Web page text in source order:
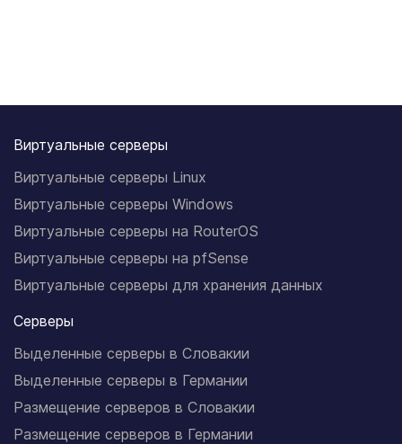
Виртуальные серверы
Виртуальные серверы Linux
Виртуальные серверы Windows
Виртуальные серверы на RouterOS
Виртуальные серверы на pfSense
Виртуальные серверы для хранения данных
Серверы
Выделенные серверы в Словакии
Выделенные серверы в Германии
Размещение серверов в Словакии
Размещение серверов в Германии